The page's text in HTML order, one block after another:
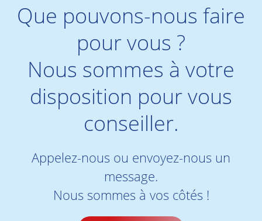
Que pouvons-nous faire
pour vous ?
Nous sommes à votre
disposition pour vous
conseiller.
Appelez-nous ou envoyez-nous un
message.
Nous sommes à vos côtés !